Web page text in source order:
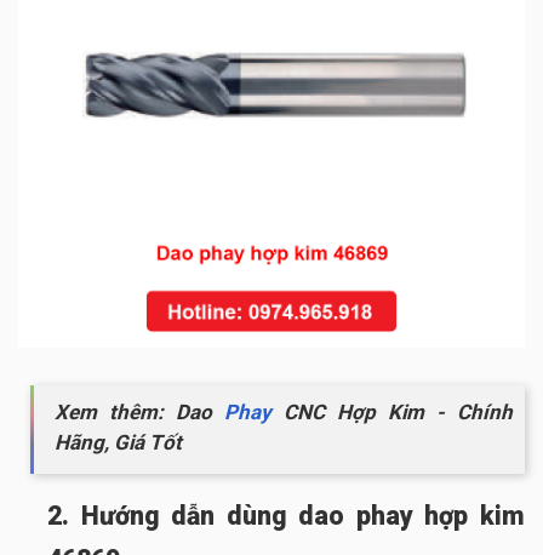
Xem thêm: Dao PhayCNC Hợp Kim - Chính
Hãng, Giá Tốt
2. Hướng dẫn dùng dao phay hợp kim